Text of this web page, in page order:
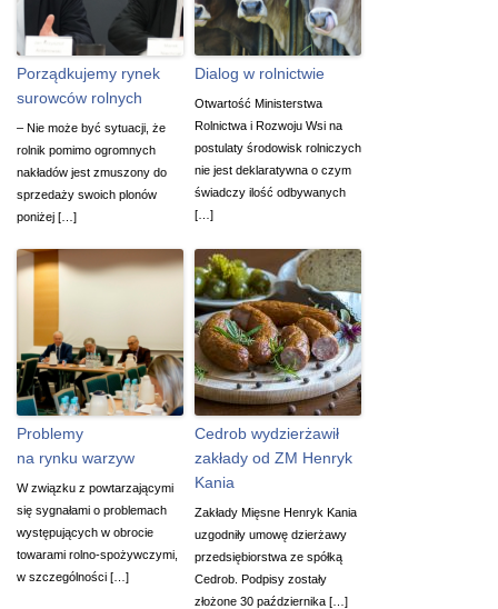
Porządkujemy rynek
surowców rolnych
– Nie może być sytuacji, że
rolnik pomimo ogromnych
nakładów jest zmuszony do
sprzedaży swoich plonów
poniżej […]
Dialog w rolnictwie
Otwartość Ministerstwa
Rolnictwa i Rozwoju Wsi na
postulaty środowisk rolniczych
nie jest deklaratywna o czym
świadczy ilość odbywanych
[…]
Problemy
na rynku warzyw
W związku z powtarzającymi
się sygnałami o problemach
występujących w obrocie
towarami rolno-spożywczymi,
w szczególności […]
Cedrob wydzierżawił
zakłady od ZM Henryk
Kania
Zakłady Mięsne Henryk Kania
uzgodniły umowę dzierżawy
przedsiębiorstwa ze spółką
Cedrob. Podpisy zostały
złożone 30 października […]